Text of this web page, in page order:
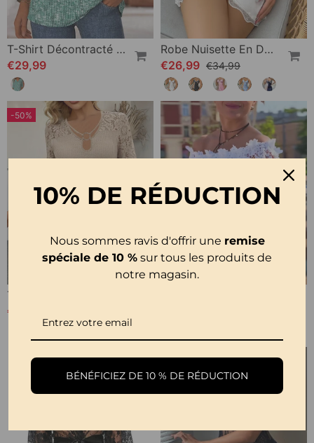
T-Shirt Décontracté Couleur Unie En Dentelle Patchwork
€29,99
Robe Nuisette En Dentelle Brodée De Papillons Et De Fleurs
€26,99 €34,99
-50%
€26,99
10% DE RÉDUCTION
Nous sommes ravis d'offrir une remise
spéciale de 10 % sur tous les produits de
notre magasin.
BÉNÉFICIEZ DE 10 % DE RÉDUCTION